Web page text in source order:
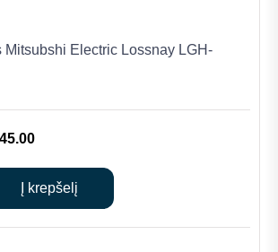
Mitsubshi Electric Lossnay LGH-
Current
Į krepšelį